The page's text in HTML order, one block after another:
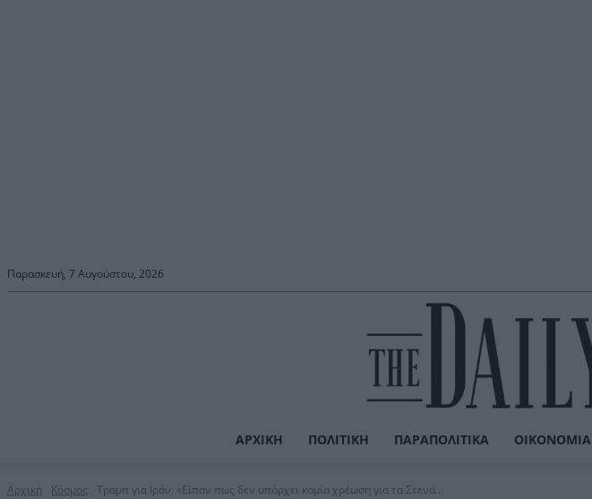
Παρασκευή, 7 Αυγούστου, 2026
ΑΡΧΙΚΉ ΠΟΛΙΤΙΚΉ ΠΑΡΑΠΟΛΙΤΙΚΆ ΟΙΚΟΝΟΜΊΑ
Αρχική Κόσμος Τραμπ για Ιράν: «Είπαν πως δεν υπάρχει καμία χρέωση για τα Στενά...